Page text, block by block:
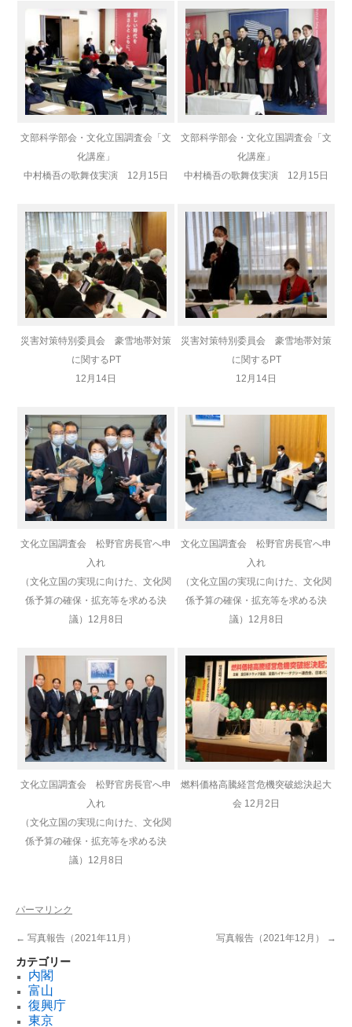
文部科学部会・文化立国調査会「文
化講座」
中村橋吾の歌舞伎実演 12月15日
文部科学部会・文化立国調査会「文
化講座」
中村橋吾の歌舞伎実演 12月15日
災害対策特別委員会 豪雪地帯対策
に関するPT
12月14日
災害対策特別委員会 豪雪地帯対策
に関するPT
12月14日
文化立国調査会 松野官房長官へ申
入れ
（文化立国の実現に向けた、文化関
係予算の確保・拡充等を求める決
議） 12月8日
文化立国調査会 松野官房長官へ申
入れ
（文化立国の実現に向けた、文化関
係予算の確保・拡充等を求める決
議） 12月8日
文化立国調査会 松野官房長官へ申
入れ
（文化立国の実現に向けた、文化関
係予算の確保・拡充等を求める決
議） 12月8日
燃料価格高騰経営危機突破総決起大
会 12月2日
パーマリンク
← 写真報告（2021年11月） 写真報告（2021年12月） →
カテゴリー
内閣
富山
復興庁
東京